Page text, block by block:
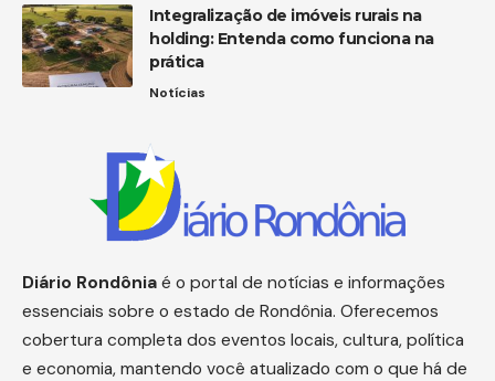
Integralização de imóveis rurais na
holding: Entenda como funciona na
prática
Notícias
Diário Rondôniaé o portal de notícias e informações
essenciais sobre o estado de Rondônia. Oferecemos
cobertura completa dos eventos locais, cultura, política
e economia, mantendo você atualizado com o que há de